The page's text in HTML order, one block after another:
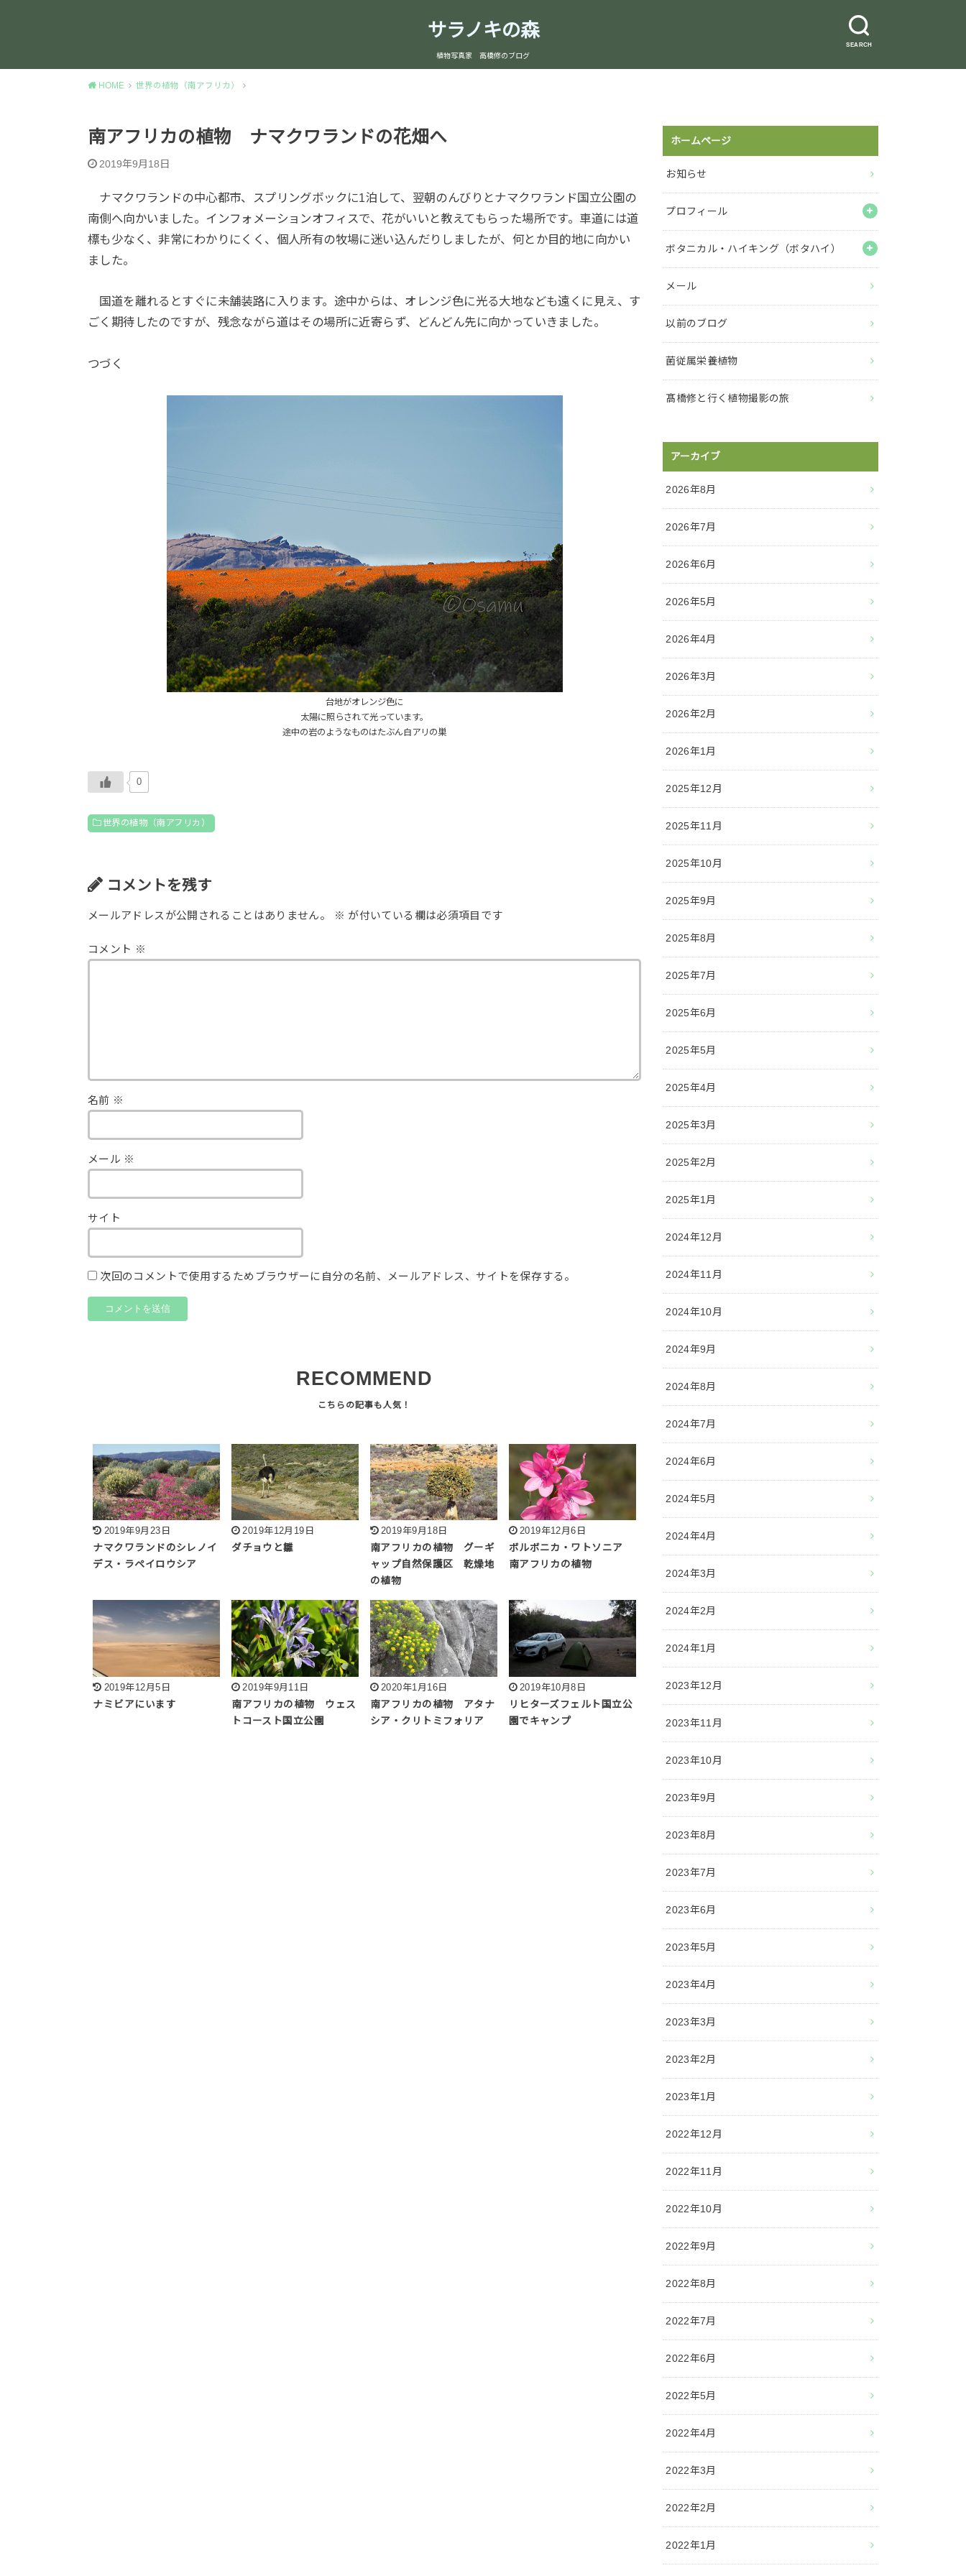
SEARCH
サラノキの森
植物写真家 高橋修のブログ
HOME 世界の植物（南アフリカ）
南アフリカの植物 ナマクワランドの花畑へ
2019年9月18日
ナマクワランドの中心都市、スプリングボックに1泊して、翌朝のんびりとナマクワランド国立公園の
南側へ向かいました。インフォメーションオフィスで、花がいいと教えてもらった場所です。車道には道
標も少なく、非常にわかりにくく、個人所有の牧場に迷い込んだりしましたが、何とか目的地に向かい
ました。
国道を離れるとすぐに未舗装路に入ります。途中からは、オレンジ色に光る大地なども遠くに見え、す
ごく期待したのですが、残念ながら道はその場所に近寄らず、どんどん先に向かっていきました。
つづく
台地がオレンジ色に
太陽に照らされて光っています。
途中の岩のようなものはたぶん白アリの巣
0
世界の植物（南アフリカ）
コメントを残す
メールアドレスが公開されることはありません。 ※ が付いている欄は必須項目です
コメント ※
名前 ※
メール ※
サイト
次回のコメントで使用するためブラウザーに自分の名前、メールアドレス、サイトを保存する。
RECOMMEND
2019年9月23日
ナマクワランドのシレノイ
デス・ラペイロウシア
2019年12月19日
ダチョウと雛
2019年9月18日
南アフリカの植物 グーギ
ャップ自然保護区 乾燥地
の植物
2019年12月6日
ボルボニカ・ワトソニア
南アフリカの植物
2019年12月5日
ナミビアにいます
2019年9月11日
南アフリカの植物 ウェス
トコースト国立公園
2020年1月16日
南アフリカの植物 アタナ
シア・クリトミフォリア
2019年10月8日
リヒターズフェルト国立公
園でキャンプ
ホームページ
お知らせ
プロフィール
ボタニカル・ハイキング（ボタハイ）
メール
以前のブログ
菌従属栄養植物
髙橋修と行く植物撮影の旅
アーカイブ
2026年8月
2026年7月
2026年6月
2026年5月
2026年4月
2026年3月
2026年2月
2026年1月
2025年12月
2025年11月
2025年10月
2025年9月
2025年8月
2025年7月
2025年6月
2025年5月
2025年4月
2025年3月
2025年2月
2025年1月
2024年12月
2024年11月
2024年10月
2024年9月
2024年8月
2024年7月
2024年6月
2024年5月
2024年4月
2024年3月
2024年2月
2024年1月
2023年12月
2023年11月
2023年10月
2023年9月
2023年8月
2023年7月
2023年6月
2023年5月
2023年4月
2023年3月
2023年2月
2023年1月
2022年12月
2022年11月
2022年10月
2022年9月
2022年8月
2022年7月
2022年6月
2022年5月
2022年4月
2022年3月
2022年2月
2022年1月